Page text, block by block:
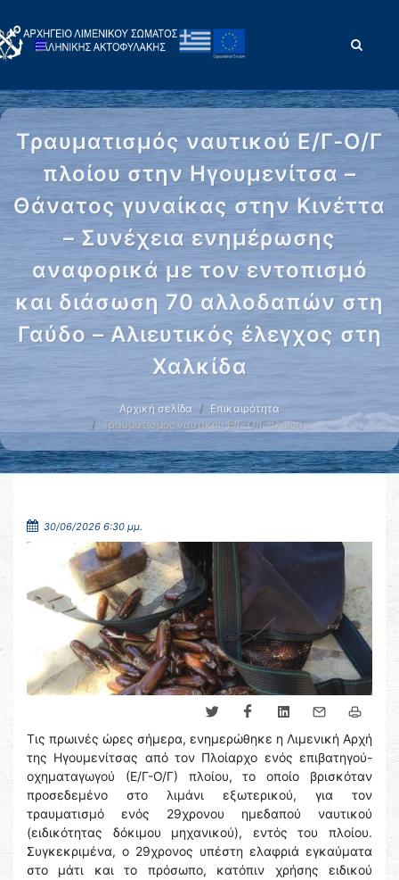
Τραυματισμός ναυτικού Ε/Γ-Ο/Γ
πλοίου στην Ηγουμενίτσα –
Θάνατος γυναίκας στην Κινέττα
– Συνέχεια ενημέρωσης
αναφορικά με τον εντοπισμό
και διάσωση 70 αλλοδαπών στη
Γαύδο – Αλιευτικός έλεγχος στη
Χαλκίδα
Αρχική σελίδα
Επικαιρότητα
Τραυματισμός ναυτικού Ε/Γ-Ο/Γ πλοίου …
30/06/2026 6:30 μμ.
Τις πρωινές ώρες σήμερα, ενημερώθηκε η Λιμενική Αρχή
της Ηγουμενίτσας από τον Πλοίαρχο ενός επιβατηγού-
οχηματαγωγού (Ε/Γ-Ο/Γ) πλοίου, το οποίο βρισκόταν
προσεδεμένο στο λιμάνι εξωτερικού, για τον
τραυματισμό ενός 29χρονου ημεδαπού ναυτικού
(ειδικότητας δόκιμου μηχανικού), εντός του πλοίου.
Συγκεκριμένα, ο 29χρονος υπέστη ελαφριά εγκαύματα
στο μάτι και το πρόσωπο, κατόπιν χρήσης ειδικού